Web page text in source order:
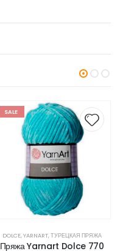
SALE
DOLCE,YARNART,ТУРЕЦКАЯ ПРЯЖА
Пряжа Yarnart Dolce 770